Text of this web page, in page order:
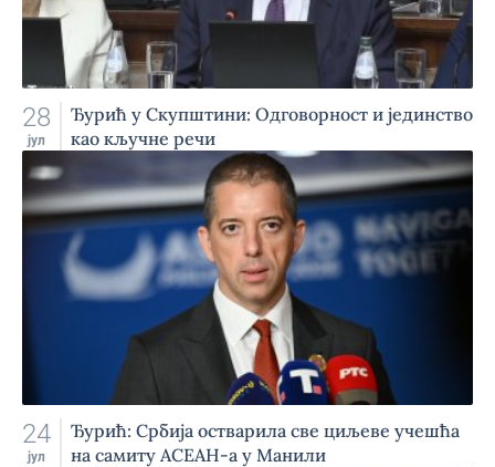
28
јул
Ђурић у Скупштини: Одговорност и јединство
као кључне речи
24
јул
Ђурић: Србија остварила све циљеве учешћа
на самиту АСЕАН-а у Манили